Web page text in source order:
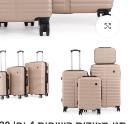
Click to enlarge